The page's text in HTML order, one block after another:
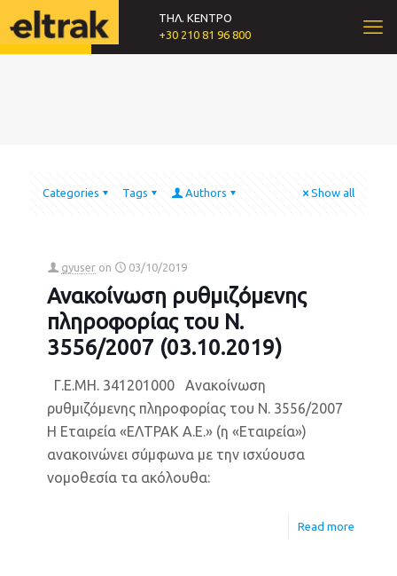
ΤΗΛ. ΚΕΝΤΡΟ
+30 210 81 96 800
Categories Tags Authors Show all
gyuser on 03/10/2019
Ανακοίνωση ρυθμιζόμενης
πληροφορίας του Ν.
3556/2007 (03.10.2019)
Γ.Ε.ΜΗ. 341201000 Ανακοίνωση
ρυθμιζόμενης πληροφορίας του Ν. 3556/2007
Η Εταιρεία «ΕΛΤΡΑΚ Α.Ε.» (η «Εταιρεία»)
ανακοινώνει σύμφωνα με την ισχύουσα
νομοθεσία τα ακόλουθα:
Read more